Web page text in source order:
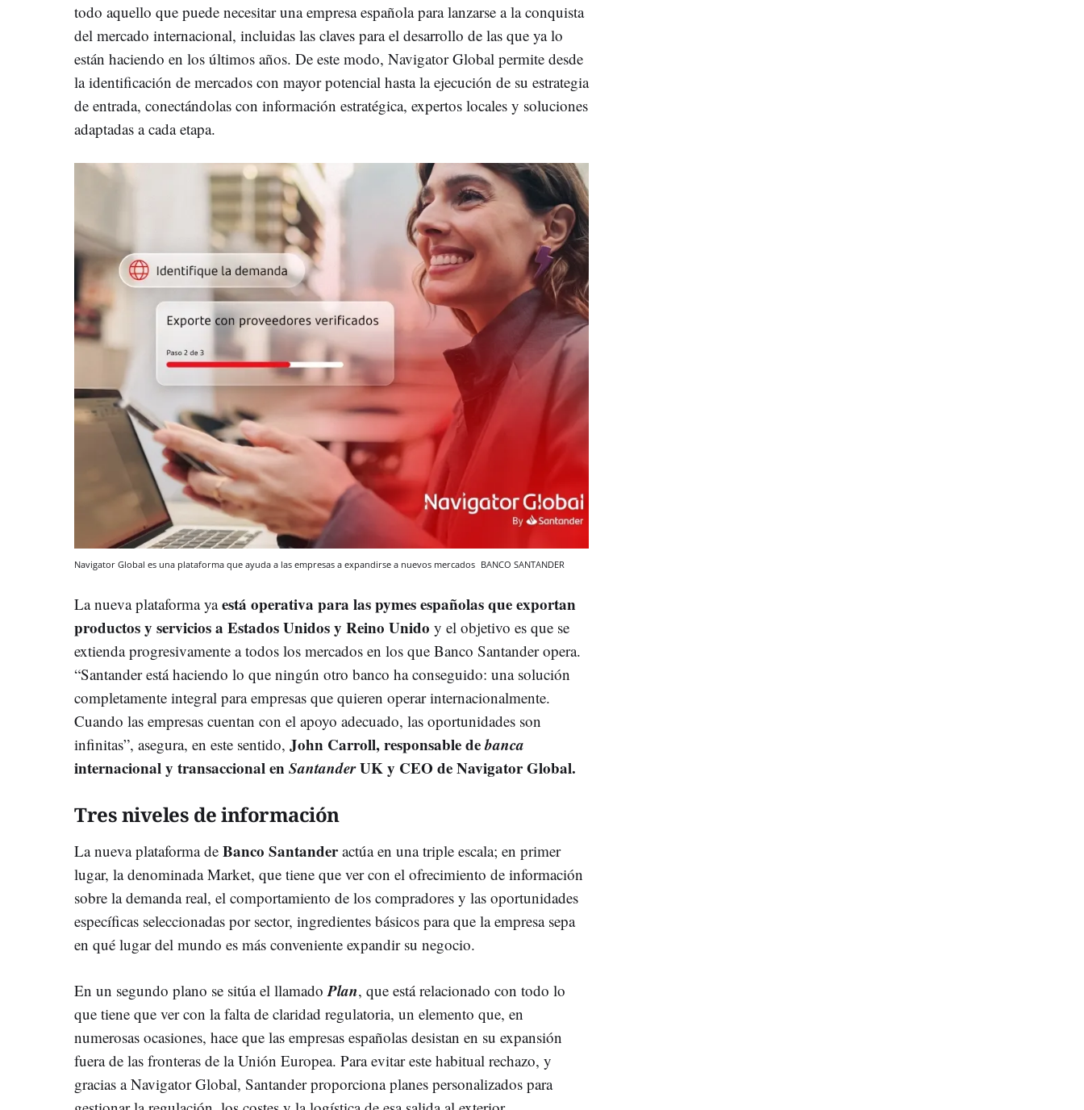
todo aquello que puede necesitar una empresa española para lanzarse a la conquista
del mercado internacional, incluidas las claves para el desarrollo de las que ya lo
están haciendo en los últimos años. De este modo, Navigator Global permite desde
la identificación de mercados con mayor potencial hasta la ejecución de su estrategia
de entrada, conectándolas con información estratégica, expertos locales y soluciones
adaptadas a cada etapa.
Navigator Global es una plataforma que ayuda a las empresas a expandirse a nuevos mercados BANCO SANTANDER
La nueva plataforma yaestá operativa para las pymes españolas que exportan
productos y servicios a Estados Unidos y Reino Unido y el objetivo es que se
extienda progresivamente a todos los mercados en los que Banco Santander opera.
“Santander está haciendo lo que ningún otro banco ha conseguido: una solución
completamente integral para empresas que quieren operar internacionalmente.
Cuando las empresas cuentan con el apoyo adecuado, las oportunidades son
infinitas”, asegura, en este sentido, John Carroll, responsable debanca
internacional y transaccional enSantanderUK y CEO de Navigator Global.
Tres niveles de información
La nueva plataforma de Banco Santanderactúa en una triple escala; en primer
lugar, la denominada Market, que tiene que ver con el ofrecimiento de información
sobre la demanda real, el comportamiento de los compradores y las oportunidades
específicas seleccionadas por sector, ingredientes básicos para que la empresa sepa
en qué lugar del mundo es más conveniente expandir su negocio.
En un segundo plano se sitúa el llamado Plan, que está relacionado con todo lo
que tiene que ver con la falta de claridad regulatoria, un elemento que, en
numerosas ocasiones, hace que las empresas españolas desistan en su expansión
fuera de las fronteras de la Unión Europea. Para evitar este habitual rechazo, y
gracias a Navigator Global, Santander proporciona planes personalizados para